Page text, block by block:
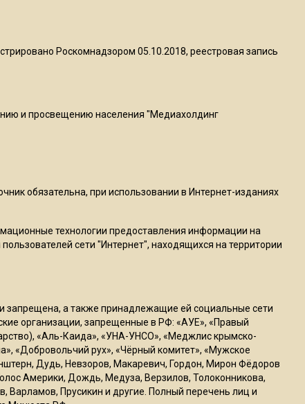
Балашихе массово
увольняются из-за жары в
22:07
Юрист Машаров объяснил,
как МРОТ влияет на
МЧС предупредило об
опасности купания при
перепаде температуры в 10
градусов
Роскомнадзором 05.10.2018, реестровая запись
и просвещению населения "Медиахолдинг
обязательна, при использовании в Интернет-изданиях
технологии предоставления информации на
сети "Интернет", находящихся на территории
запрещена, а также принадлежащие ей социальные сети
организации, запрещенные в РФ: «АУЕ», «Правый
«Аль-Каида», «УНА-УНСО», «Меджлис крымско-
«Добровольчий рух», «Чёрный комитет», «Мужское
Дудь, Невзоров, Макаревич, Гордон, Мирон Фёдоров
Америки, Дождь, Медуза, Верзилов, Толоконникова,
Варламов, Прусикин и другие. Полный перечень лиц и